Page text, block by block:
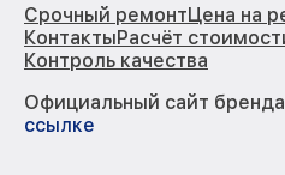
Срочный ремонтЦена на
КонтактыРасчёт
Контроль качества
Официальный сайт
ссылке